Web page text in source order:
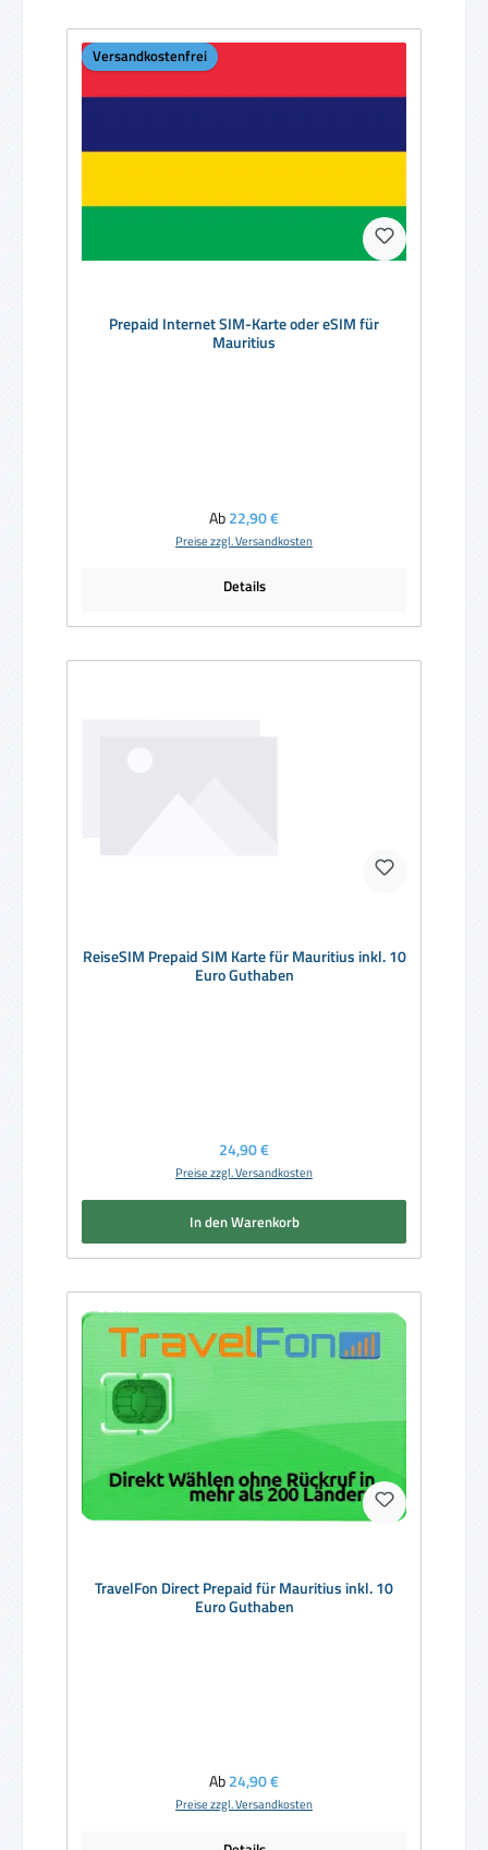
Versandkostenfrei
Prepaid Internet SIM-Karte oder eSIM für
Mauritius
Regulärer Preis:
Ab22,90 €
Preise zzgl. Versandkosten
Details
ReiseSIM Prepaid SIM Karte für Mauritius inkl. 10
Euro Guthaben
Regulärer Preis:
24,90 €
Preise zzgl. Versandkosten
In den Warenkorb
TravelFon Direct Prepaid für Mauritius inkl. 10
Euro Guthaben
Regulärer Preis:
Ab24,90 €
Preise zzgl. Versandkosten